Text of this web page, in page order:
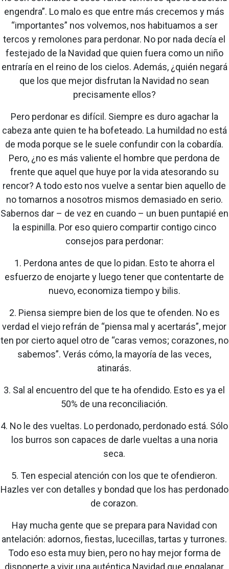
engendra”. Lo malo es que entre más crecemos y más
“importantes” nos volvemos, nos habituamos a ser
tercos y remolones para perdonar. No por nada decía el
festejado de la Navidad que quien fuera como un niño
entraría en el reino de los cielos. Además, ¿quién negará
que los que mejor disfrutan la Navidad no sean
precisamente ellos?
Pero perdonar es difícil. Siempre es duro agachar la
cabeza ante quien te ha bofeteado. La humildad no está
de moda porque se le suele confundir con la cobardía.
Pero, ¿no es más valiente el hombre que perdona de
frente que aquel que huye por la vida atesorando su
rencor? A todo esto nos vuelve a sentar bien aquello de
no tomarnos a nosotros mismos demasiado en serio.
Sabernos dar – de vez en cuando – un buen puntapié en
la espinilla. Por eso quiero compartir contigo cinco
consejos para perdonar:
1. Perdona antes de que lo pidan. Esto te ahorra el
esfuerzo de enojarte y luego tener que contentarte de
nuevo, economiza tiempo y bilis.
2. Piensa siempre bien de los que te ofenden. No es
verdad el viejo refrán de “piensa mal y acertarás”, mejor
ten por cierto aquel otro de “caras vemos; corazones, no
sabemos”. Verás cómo, la mayoría de las veces,
atinarás.
3. Sal al encuentro del que te ha ofendido. Esto es ya el
50% de una reconciliación.
4. No le des vueltas. Lo perdonado, perdonado está. Sólo
los burros son capaces de darle vueltas a una noria
seca.
5. Ten especial atención con los que te ofendieron.
Hazles ver con detalles y bondad que los has perdonado
de corazon.
Hay mucha gente que se prepara para Navidad con
antelación: adornos, fiestas, lucecillas, tartas y turrones.
Todo eso esta muy bien, pero no hay mejor forma de
disponerte a vivir una auténtica Navidad que engalanar